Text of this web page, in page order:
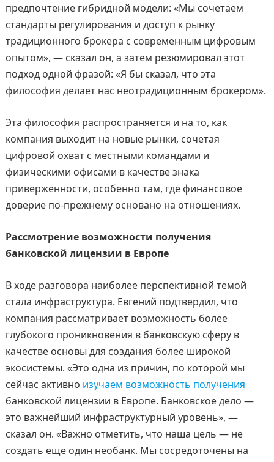
предпочтение гибридной модели: «Мы сочетаем
стандарты регулирования и доступ к рынку
традиционного брокера с современным цифровым
опытом», — сказал он, а затем резюмировал этот
подход одной фразой: «Я бы сказал, что эта
философия делает нас неотрадиционным брокером».
Эта философия распространяется и на то, как
компания выходит на новые рынки, сочетая
цифровой охват с местными командами и
физическими офисами в качестве знака
приверженности, особенно там, где финансовое
доверие по-прежнему основано на отношениях.
Рассмотрение возможности получения
банковской лицензии в Европе
В ходе разговора наиболее перспективной темой
стала инфраструктура. Евгений подтвердил, что
компания рассматривает возможность более
глубокого проникновения в банковскую сферу в
качестве основы для создания более широкой
экосистемы. «Это одна из причин, по которой мы
сейчас активно изучаем возможность получения
банковской лицензии в Европе. Банковское дело —
это важнейший инфраструктурный уровень», —
сказал он. «Важно отметить, что наша цель — не
создать еще один необанк. Мы сосредоточены на